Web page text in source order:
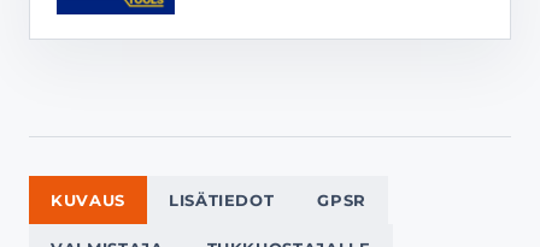
KUVAUS LISÄTIEDOT GPSR